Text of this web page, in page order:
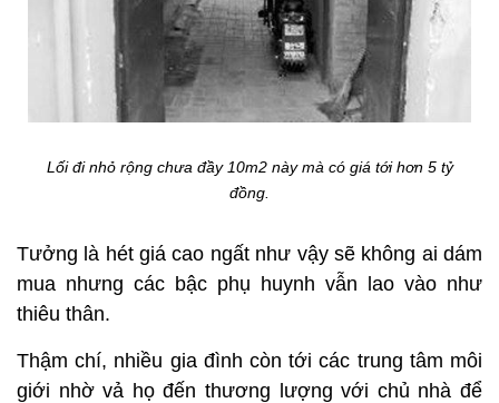
Lối đi nhỏ rộng chưa đầy 10m2 này mà có giá tới hơn 5 tỷ
đồng.
Tưởng là hét giá cao ngất như vậy sẽ không ai dám
mua nhưng các bậc phụ huynh vẫn lao vào như
thiêu thân.
Thậm chí, nhiều gia đình còn tới các trung tâm môi
giới nhờ vả họ đến thương lượng với chủ nhà để